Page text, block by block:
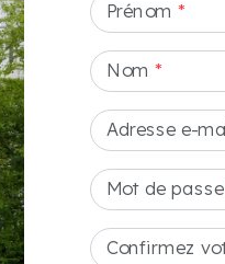
Prénom *
Nom *
Adresse e-
Mot de passe
Confirmez